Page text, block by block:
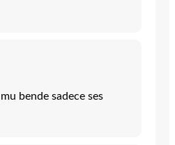
bende sadece ses